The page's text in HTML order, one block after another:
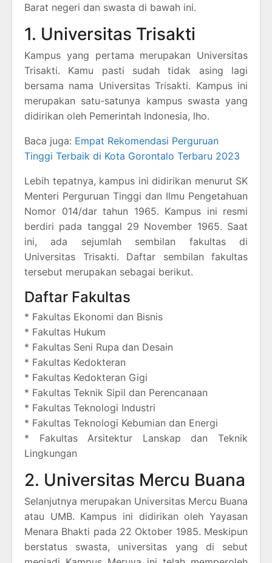
Barat negeri dan swasta di bawah ini.
1. Universitas Trisakti
Kampus yang pertama merupakan Universitas
Trisakti. Kamu pasti sudah tidak asing lagi
bersama nama Universitas Trisakti. Kampus ini
merupakan satu-satunya kampus swasta yang
didirikan oleh Pemerintah Indonesia, lho.
Baca juga: Empat Rekomendasi Perguruan
Tinggi Terbaik di Kota Gorontalo Terbaru 2023
Lebih tepatnya, kampus ini didirikan menurut SK
Menteri Perguruan Tinggi dan Ilmu Pengetahuan
Nomor 014/dar tahun 1965. Kampus ini resmi
berdiri pada tanggal 29 November 1965. Saat
ini, ada sejumlah sembilan fakultas di
Universitas Trisakti. Daftar sembilan fakultas
tersebut merupakan sebagai berikut.
Daftar Fakultas
* Fakultas Ekonomi dan Bisnis
* Fakultas Hukum
* Fakultas Seni Rupa dan Desain
* Fakultas Kedokteran
* Fakultas Kedokteran Gigi
* Fakultas Teknik Sipil dan Perencanaan
* Fakultas Teknologi Industri
* Fakultas Teknologi Kebumian dan Energi
* Fakultas Arsitektur Lanskap dan Teknik
Lingkungan
2. Universitas Mercu Buana
Selanjutnya merupakan Universitas Mercu Buana
atau UMB. Kampus ini didirikan oleh Yayasan
Menara Bhakti pada 22 Oktober 1985. Meskipun
berstatus swasta, universitas yang di sebut